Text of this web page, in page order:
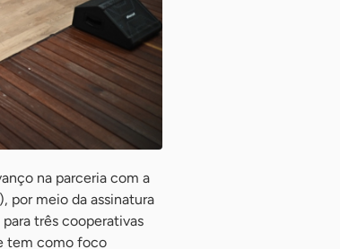
na parceria com a
por meio da assinatura
três cooperativas
tem como foco